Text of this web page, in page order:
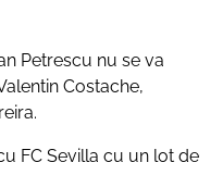
Petrescu nu se va
Costache,
FC Sevilla cu un lot de